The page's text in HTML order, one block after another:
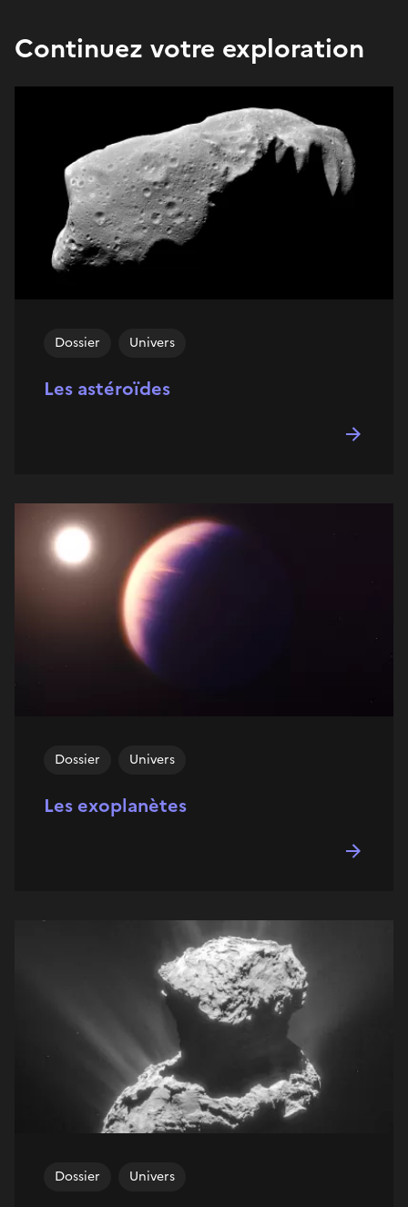
Continuez votre exploration
Les astéroïdes
Dossier Univers
Les exoplanètes
Dossier Univers
Dossier Univers